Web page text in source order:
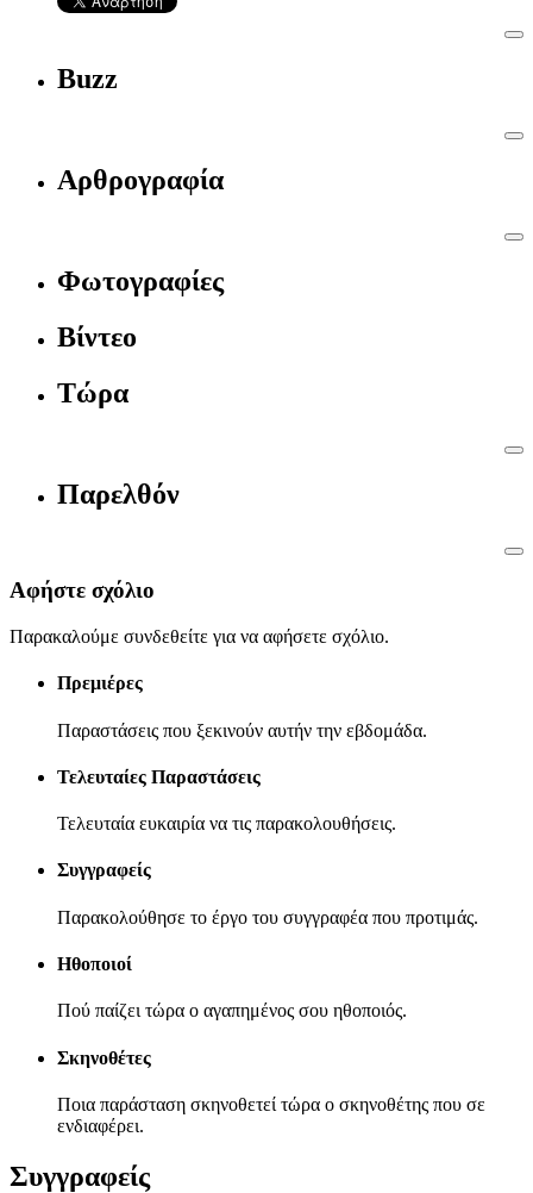
Buzz
Αρθρογραφία
Φωτογραφίες
Βίντεο
Τώρα
Παρελθόν
Αφήστε σχόλιο
Παρακαλούμε συνδεθείτε για να αφήσετε σχόλιο.
Πρεμιέρες
Παραστάσεις που ξεκινούν αυτήν την εβδομάδα.
Τελευταίες Παραστάσεις
Τελευταία ευκαιρία να τις παρακολουθήσεις.
Συγγραφείς
Παρακολούθησε το έργο του συγγραφέα που προτιμάς.
Ηθοποιοί
Πού παίζει τώρα ο αγαπημένος σου ηθοποιός.
Σκηνοθέτες
Ποια παράσταση σκηνοθετεί τώρα ο σκηνοθέτης που σε
ενδιαφέρει.
Συγγραφείς